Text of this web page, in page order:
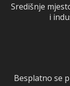
Središnje
i
Besplatno se